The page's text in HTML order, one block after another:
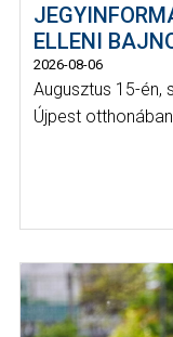
ELLENI
2026-08-06
Augusztus 15-én,
Újpest